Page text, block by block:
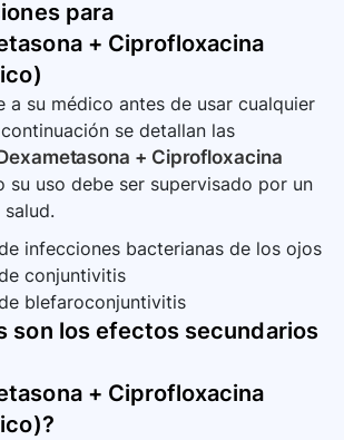
probable que cause problemas
precaución es esencial.
uso y no interrumpir el
se sienta mejor. Completa el
indicado para evitar que
haga resistente.
para
+ Ciprofloxacina
a su médico antes de usar cualquier
se detallan las
+ Ciprofloxacina
su uso debe ser supervisado por un
infecciones bacterianas de los ojos
conjuntivitis
blefaroconjuntivitis
son los efectos secundarios
+ Ciprofloxacina
?